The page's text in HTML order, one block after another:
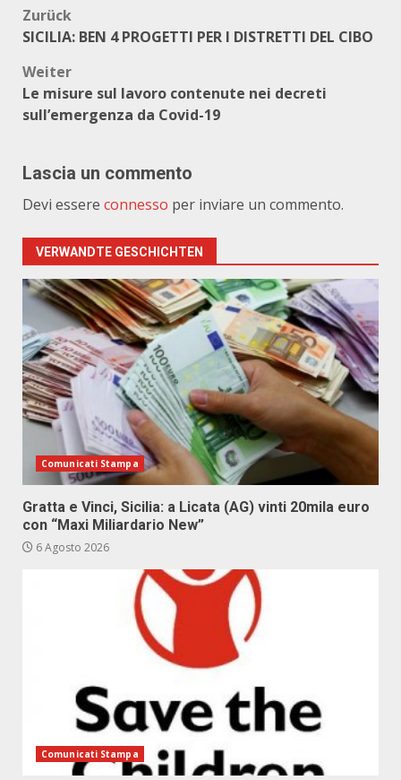
Beitragsnavigation
Zurück
SICILIA: BEN 4 PROGETTI PER I DISTRETTI DEL CIBO
Weiter
Le misure sul lavoro contenute nei decreti
sull’emergenza da Covid-19
Lascia un commento
Devi essere connesso per inviare un commento.
VERWANDTE GESCHICHTEN
Comunicati Stampa
Gratta e Vinci, Sicilia: a Licata (AG) vinti 20mila euro
con “Maxi Miliardario New”
6 Agosto 2026
Comunicati Stampa